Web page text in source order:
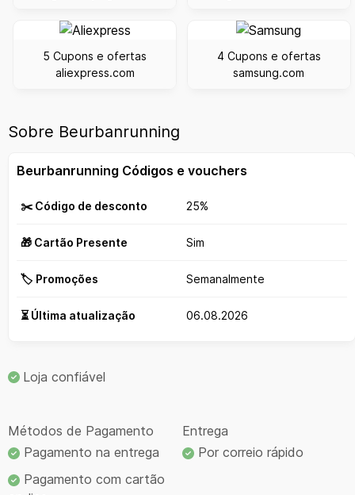
5 Cupons e ofertas
aliexpress.com
4 Cupons e ofertas
samsung.com
Sobre Beurbanrunning
Beurbanrunning Códigos e vouchers
✂️ Código de desconto 25%
🎁 Cartão Presente Sim
🏷️ Promoções Semanalmente
⏳ Última atualização 06.08.2026
Loja confiável
Métodos de Pagamento
Pagamento na entrega
Pagamento com cartão
Entrega
Por correio rápido